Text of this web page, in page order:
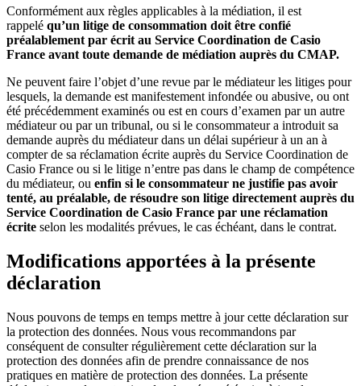
Conformément aux règles applicables à la médiation, il est
rappelé qu’un litige de consommation doit être confié
préalablement par écrit au Service Coordination de Casio
France avant toute demande de médiation auprès du CMAP.
Ne peuvent faire l’objet d’une revue par le médiateur les litiges pour
lesquels, la demande est manifestement infondée ou abusive, ou ont
été précédemment examinés ou est en cours d’examen par un autre
médiateur ou par un tribunal, ou si le consommateur a introduit sa
demande auprès du médiateur dans un délai supérieur à un an à
compter de sa réclamation écrite auprès du Service Coordination de
Casio France ou si le litige n’entre pas dans le champ de compétence
du médiateur, ou enfin si le consommateur ne justifie pas avoir
tenté, au préalable, de résoudre son litige directement auprès du
Service Coordination de Casio France par une réclamation
écrite selon les modalités prévues, le cas échéant, dans le contrat.
Modifications apportées à la présente
déclaration
Nous pouvons de temps en temps mettre à jour cette déclaration sur
la protection des données. Nous vous recommandons par
conséquent de consulter régulièrement cette déclaration sur la
protection des données afin de prendre connaissance de nos
pratiques en matière de protection des données. La présente